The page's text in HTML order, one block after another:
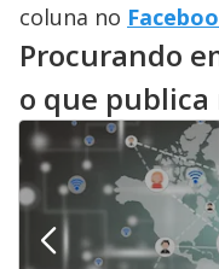
coluna no
Procurando
o que publica